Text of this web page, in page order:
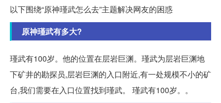
以下围绕“原神瑾武怎么去”主题解决网友的困惑
原神瑾武有多大?
瑾武有100岁。他的位置在层岩巨渊。瑾武为层岩巨渊地
下矿井的勘探员,层岩巨渊的入口附近,有一处规模不小的矿
台,我们需要在入口位置找到瑾武。 瑾武有100岁。。